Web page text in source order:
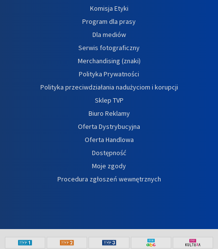
Komisja Etyki
Program dla prasy
Dla mediów
Serwis fotograficzny
Merchandising (znaki)
Polityka Prywatności
Polityka przeciwdziałania nadużyciom i korupcji
Sklep TVP
Biuro Reklamy
Oferta Dystrybucyjna
Oferta Handlowa
Dostępność
Moje zgody
Procedura zgłoszeń wewnętrznych